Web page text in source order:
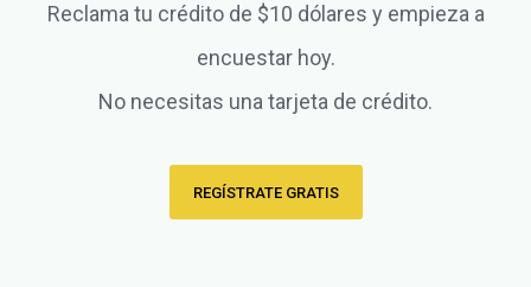
Reclama tu crédito de $10 dólares y empieza a
encuestar hoy.
No necesitas una tarjeta de crédito.
REGÍSTRATE GRATIS